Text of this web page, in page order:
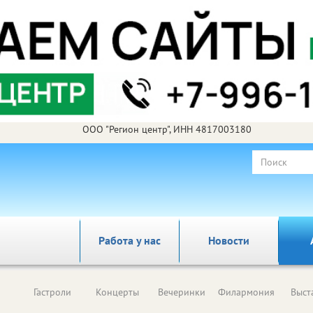
ООО "Регион центр", ИНН 4817003180
Работа у нас Новости
Гастроли Концерты Вечеринки Филармония